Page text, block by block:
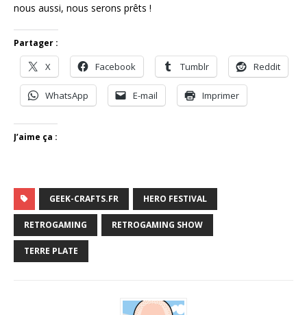
nous aussi, nous serons prêts !
Partager :
X Facebook Tumblr Reddit
WhatsApp E-mail Imprimer
J’aime ça :
GEEK-CRAFTS.FR HERO FESTIVAL
RETROGAMING RETROGAMING SHOW
TERRE PLATE